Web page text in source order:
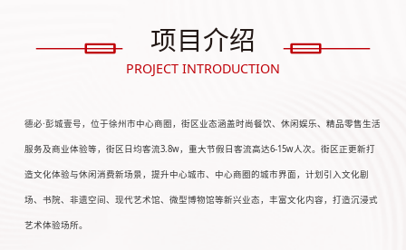
项目介绍
PROJECT INTRODUCTION
德必·彭城壹号，位于徐州市中心商圈，街区业态涵盖时尚餐饮、休闲娱乐、精品零售生活
服务及商业体验等，街区日均客流3.8w，重大节假日客流高达6-15w人次。街区正更新打
造文化体验与休闲消费新场景，提升中心城市、中心商圈的城市界面，计划引入文化剧
场、书院、非遗空间、现代艺术馆、微型博物馆等新兴业态，丰富文化内容，打造沉浸式
艺术体验场所。